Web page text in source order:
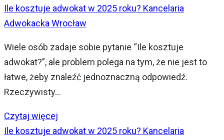
Ile kosztuje adwokat w 2025 roku? Kancelaria
Adwokacka Wrocław
Wiele osób zadaje sobie pytanie “Ile kosztuje
adwokat?”, ale problem polega na tym, że nie jest to
łatwe, żeby znaleźć jednoznaczną odpowiedź.
Rzeczywisty...
Czytaj więcej
Ile kosztuje adwokat w 2025 roku? Kancelaria